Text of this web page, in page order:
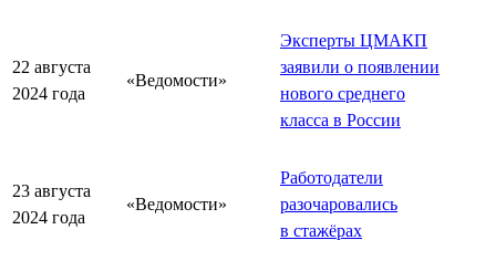
22 августа
2024 года
«Ведомости»
Эксперты ЦМАКП
заявили о появлении
нового среднего
класса в России
23 августа
2024 года
«Ведомости»
Работодатели
разочаровались
в стажёрах